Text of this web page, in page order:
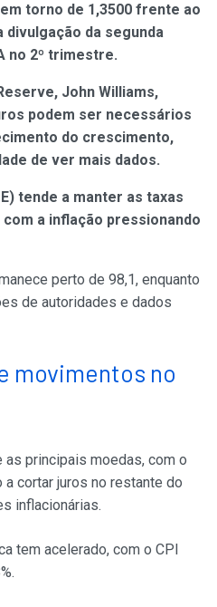
torno de 1,3500 frente ao
divulgação da segunda
no 2º trimestre.
John Williams,
podem ser necessários
do crescimento,
de ver mais dados.
tende a manter as taxas
a inflação pressionando
perto de 98,1, enquanto
de autoridades e dados
movimentos no
as principais moedas, com o
a cortar juros no restante do
inflacionárias.
tem acelerado, com o CPI